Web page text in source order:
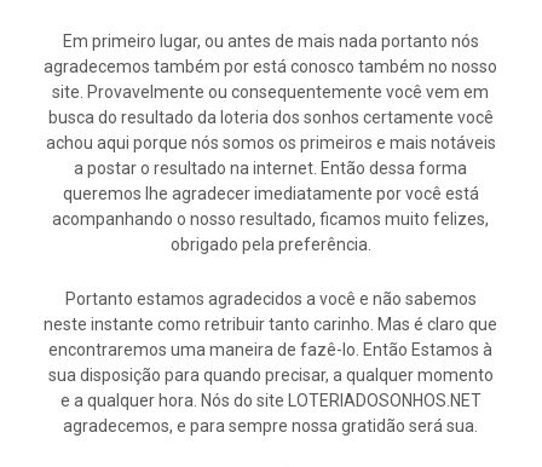
Em primeiro lugar, ou antes de mais nada portanto nós
agradecemos também por está conosco também no nosso
site. Provavelmente ou consequentemente você vem em
busca do resultado da loteria dos sonhos certamente você
achou aqui porque nós somos os primeiros e mais notáveis
a postar o resultado na internet. Então dessa forma
queremos lhe agradecer imediatamente por você está
acompanhando o nosso resultado, ficamos muito felizes,
obrigado pela preferência.
Portanto estamos agradecidos a você e não sabemos
neste instante como retribuir tanto carinho. Mas é claro que
encontraremos uma maneira de fazê-lo. Então Estamos à
sua disposição para quando precisar, a qualquer momento
e a qualquer hora. Nós do site LOTERIADOSONHOS.NET
agradecemos, e para sempre nossa gratidão será sua.